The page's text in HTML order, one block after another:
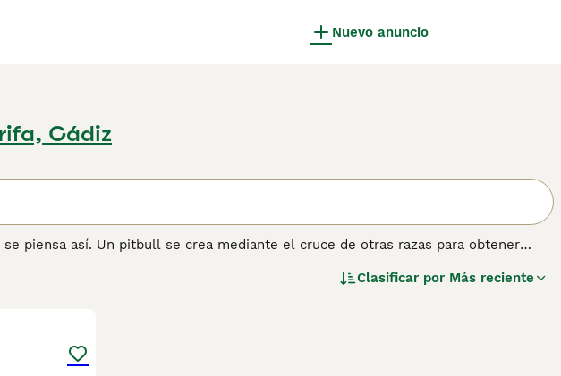
Nuevo anuncio
Cádiz
piensa así. Un pitbull se crea mediante el cruce de otras razas para obtener
Argentino, el Bull Terrier y el Bulldog se utilizan para hacer cruces de razas no
Clasificar por Más reciente